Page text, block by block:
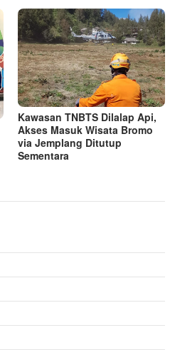
Kawasan TNBTS Dilalap Api,
Akses Masuk Wisata Bromo
via Jemplang Ditutup
Sementara